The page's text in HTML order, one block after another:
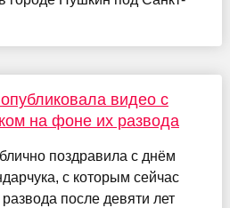
видео c
на фоне их развода
поздравила с днём
с которым сейчас
после девяти лет